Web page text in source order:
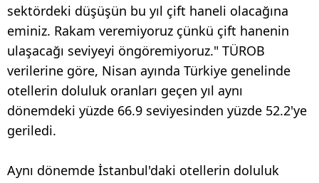
sektördeki düşüşün bu yıl çift haneli olacağına
eminiz. Rakam veremiyoruz çünkü çift hanenin
ulaşacağı seviyeyi öngöremiyoruz." TÜROB
verilerine göre, Nisan ayında Türkiye genelinde
otellerin doluluk oranları geçen yıl aynı
dönemdeki yüzde 66.9 seviyesinden yüzde 52.2'ye
geriledi.
Aynı dönemde İstanbul'daki otellerin doluluk